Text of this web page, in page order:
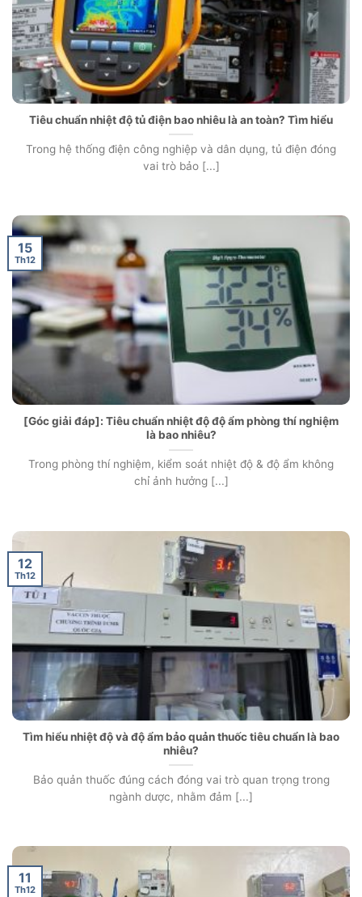
Tiêu chuẩn nhiệt độ tủ điện bao nhiêu là an toàn? Tìm hiểu
Trong hệ thống điện công nghiệp và dân dụng, tủ điện đóng
vai trò bảo [...]
[Góc giải đáp]: Tiêu chuẩn nhiệt độ độ ẩm phòng thí nghiệm
là bao nhiêu?
Trong phòng thí nghiệm, kiểm soát nhiệt độ & độ ẩm không
chỉ ảnh hưởng [...]
15
Th12
Tìm hiểu nhiệt độ và độ ẩm bảo quản thuốc tiêu chuẩn là bao
nhiêu?
Bảo quản thuốc đúng cách đóng vai trò quan trọng trong
ngành dược, nhằm đảm [...]
12
Th12
11
Th12